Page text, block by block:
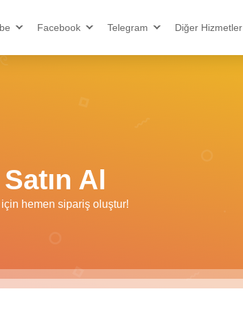
Facebook Telegram Diğer Hizmetler
Al
hemen sipariş oluştur!